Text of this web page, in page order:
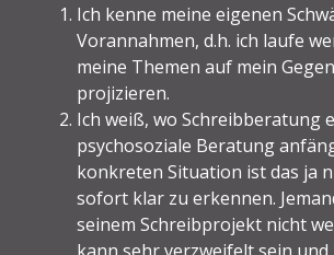
Ich kenne meine eigenen
Vorannahmen, d.h. ich laufe
meine Themen auf mein
projizieren.
Ich weiß, wo Schreibberatung
psychosoziale Beratung
konkreten Situation ist das ja
sofort klar zu erkennen.
seinem Schreibprojekt nicht